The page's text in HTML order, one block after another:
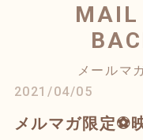
MAIL
メールマ
2021/04/05
メルマガ限定⚽